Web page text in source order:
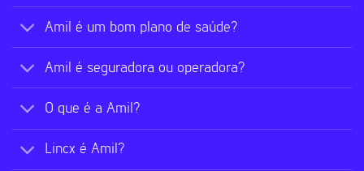
Amil é um bom plano de saúde?
Amil é seguradora ou operadora?
O que é a Amil?
Lincx é Amil?